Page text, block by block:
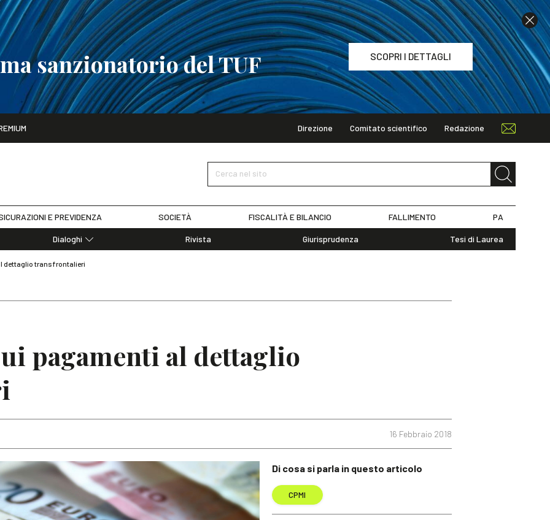
sanzionatorio del TUF SCOPRI I DETTAGLI
Direzione Comitato scientifico Redazione
Cerca nel sito
E PREVIDENZA SOCIETÀ FISCALITÀ E BILANCIO FALLIMENTO PA
Dialoghi
Rivista Giurisprudenza Tesi di Laurea
dettaglio transfrontalieri
pagamenti al dettaglio
16 Febbraio 2018
Di cosa si parla in questo articolo
CPMI